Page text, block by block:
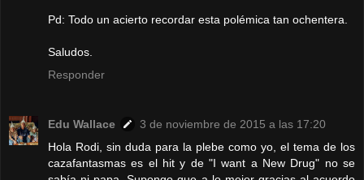
Pd: Todo un acierto recordar esta polémica tan ochentera.
Saludos.
Responder
Edu Wallace
3 de noviembre de 2015 a las 17:20
Hola Rodi, sin duda para la plebe como yo, el tema de los
cazafantasmas es el hit y de "I want a New Drug" no se